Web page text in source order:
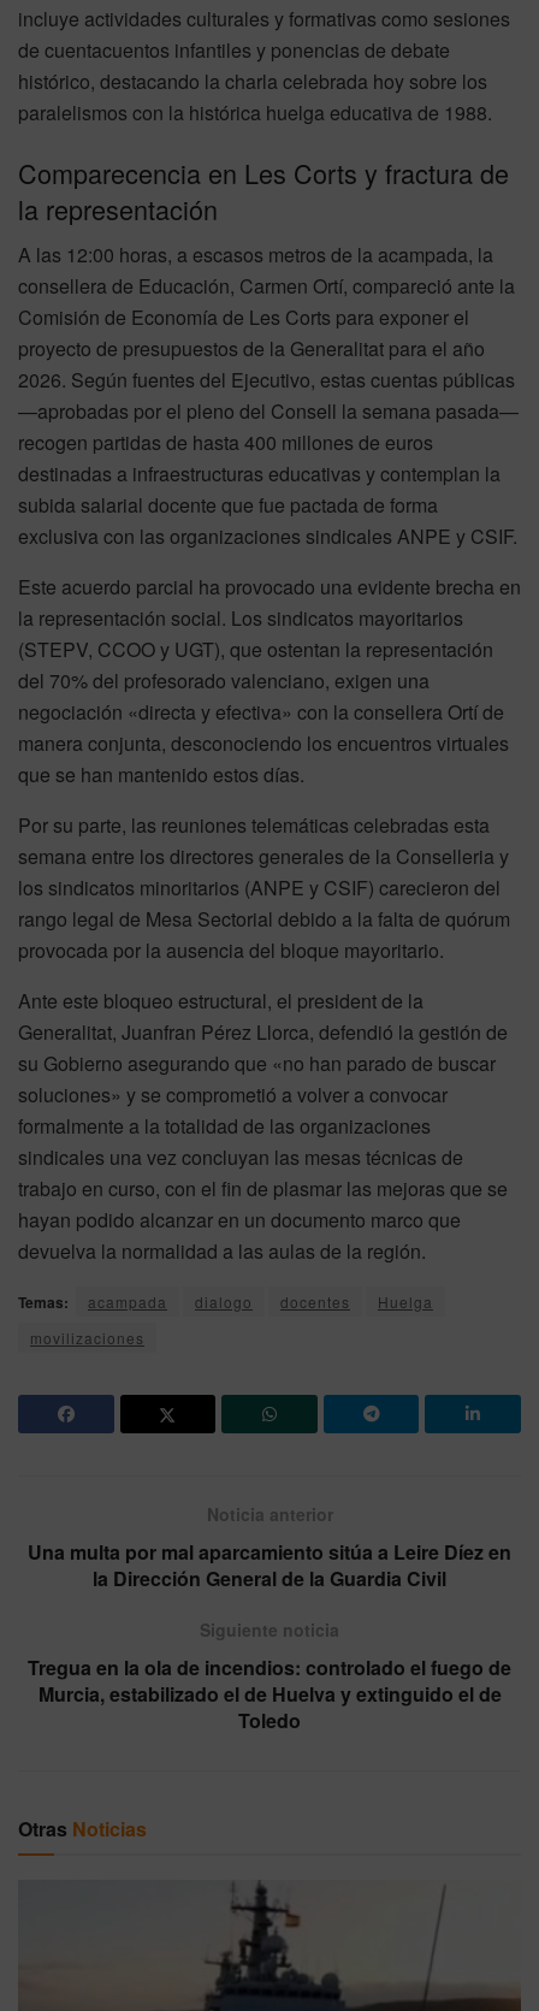
incluye actividades culturales y formativas como sesiones
de cuentacuentos infantiles y ponencias de debate
histórico, destacando la charla celebrada hoy sobre los
paralelismos con la histórica huelga educativa de 1988.
Comparecencia en Les Corts y fractura de
la representación
A las 12:00 horas, a escasos metros de la acampada, la
consellera de Educación, Carmen Ortí, compareció ante la
Comisión de Economía de Les Corts para exponer el
proyecto de presupuestos de la Generalitat para el año
2026. Según fuentes del Ejecutivo, estas cuentas públicas
—aprobadas por el pleno del Consell la semana pasada—
recogen partidas de hasta 400 millones de euros
destinadas a infraestructuras educativas y contemplan la
subida salarial docente que fue pactada de forma
exclusiva con las organizaciones sindicales ANPE y CSIF.
Este acuerdo parcial ha provocado una evidente brecha en
la representación social. Los sindicatos mayoritarios
(STEPV, CCOO y UGT), que ostentan la representación
del 70% del profesorado valenciano, exigen una
negociación «directa y efectiva» con la consellera Ortí de
manera conjunta, desconociendo los encuentros virtuales
que se han mantenido estos días.
Por su parte, las reuniones telemáticas celebradas esta
semana entre los directores generales de la Conselleria y
los sindicatos minoritarios (ANPE y CSIF) carecieron del
rango legal de Mesa Sectorial debido a la falta de quórum
provocada por la ausencia del bloque mayoritario.
Ante este bloqueo estructural, el president de la
Generalitat, Juanfran Pérez Llorca, defendió la gestión de
su Gobierno asegurando que «no han parado de buscar
soluciones» y se comprometió a volver a convocar
formalmente a la totalidad de las organizaciones
sindicales una vez concluyan las mesas técnicas de
trabajo en curso, con el fin de plasmar las mejoras que se
hayan podido alcanzar en un documento marco que
devuelva la normalidad a las aulas de la región.
Temas: acampada dialogo docentes
Huelga
movilizaciones
Noticia anterior
Una multa por mal aparcamiento sitúa a Leire Díez en
la Dirección General de la Guardia Civil
Siguiente noticia
Tregua en la ola de incendios: controlado el fuego de
Murcia, estabilizado el de Huelva y extinguido el de
Toledo
Otras Noticias